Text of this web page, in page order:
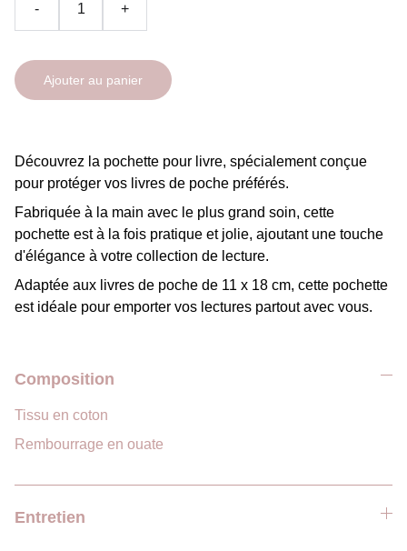
- +
Ajouter au panier
Découvrez la pochette pour livre, spécialement conçue
pour protéger vos livres de poche préférés.
Fabriquée à la main avec le plus grand soin, cette
pochette est à la fois pratique et jolie, ajoutant une touche
d'élégance à votre collection de lecture.
Adaptée aux livres de poche de 11 x 18 cm, cette pochette
est idéale pour emporter vos lectures partout avec vous.
Composition
Tissu en coton
Rembourrage en ouate
Entretien